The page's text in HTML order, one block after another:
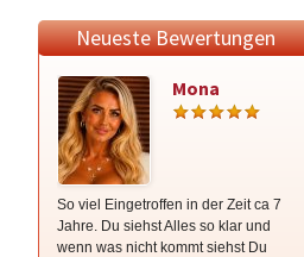
Neueste Bewertungen
Mona
So viel Eingetroffen in der Zeit ca 7
Jahre. Du siehst Alles so klar und
wenn was nicht kommt siehst Du